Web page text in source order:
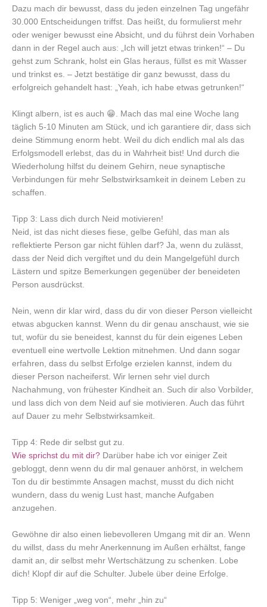
Dazu mach dir bewusst, dass du jeden einzelnen Tag ungefähr
30.000 Entscheidungen triffst. Das heißt, du formulierst mehr
oder weniger bewusst eine Absicht, und du führst dein Vorhaben
dann in der Regel auch aus: „Ich will jetzt etwas trinken!“ – Du
gehst zum Schrank, holst ein Glas heraus, füllst es mit Wasser
und trinkst es. – Jetzt bestätige dir ganz bewusst, dass du
erfolgreich gehandelt hast: „Yeah, ich habe etwas getrunken!“
Klingt albern, ist es auch 😁. Mach das mal eine Woche lang
täglich 5-10 Minuten am Stück, und ich garantiere dir, dass sich
deine Stimmung enorm hebt. Weil du dich endlich mal als das
Erfolgsmodell erlebst, das du in Wahrheit bist! Und durch die
Wiederholung hilfst du deinem Gehirn, neue synaptische
Verbindungen für mehr Selbstwirksamkeit in deinem Leben zu
schaffen.
Tipp 3: Lass dich durch Neid motivieren!
Neid, ist das nicht dieses fiese, gelbe Gefühl, das man als
reflektierte Person gar nicht fühlen darf? Ja, wenn du zulässt,
dass der Neid dich vergiftet und du dein Mangelgefühl durch
Lästern und spitze Bemerkungen gegenüber der beneideten
Person ausdrückst.
Nein, wenn dir klar wird, dass du dir von dieser Person vielleicht
etwas abgucken kannst. Wenn du dir genau anschaust, wie sie
tut, wofür du sie beneidest, kannst du für dein eigenes Leben
eventuell eine wertvolle Lektion mitnehmen. Und dann sogar
erfahren, dass du selbst Erfolge erzielen kannst, indem du
dieser Person nacheiferst. Wir lernen sehr viel durch
Nachahmung, von frühester Kindheit an. Such dir also Vorbilder,
und lass dich von dem Neid auf sie motivieren. Auch das führt
auf Dauer zu mehr Selbstwirksamkeit.
Tipp 4: Rede dir selbst gut zu.
Wie sprichst du mit dir? Darüber habe ich vor einiger Zeit
gebloggt, denn wenn du dir mal genauer anhörst, in welchem
Ton du dir bestimmte Ansagen machst, musst du dich nicht
wundern, dass du wenig Lust hast, manche Aufgaben
anzugehen.
Gewöhne dir also einen liebevolleren Umgang mit dir an. Wenn
du willst, dass du mehr Anerkennung im Außen erhältst, fange
damit an, dir selbst mehr Wertschätzung zu schenken. Lobe
dich! Klopf dir auf die Schulter. Jubele über deine Erfolge.
Tipp 5: Weniger „weg von“, mehr „hin zu“